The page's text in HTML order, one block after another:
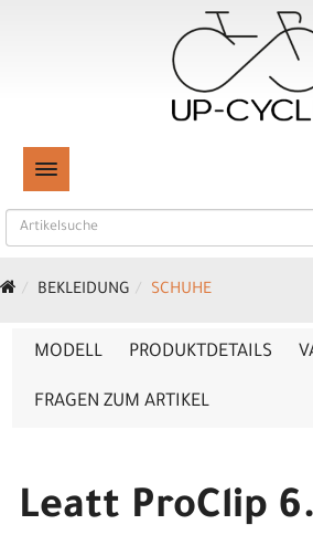
TOGGLE NAVIGATION
BEKLEIDUNG SCHUHE
MODELL PRODUKTDETAILS
FRAGEN ZUM ARTIKEL
Leatt ProClip